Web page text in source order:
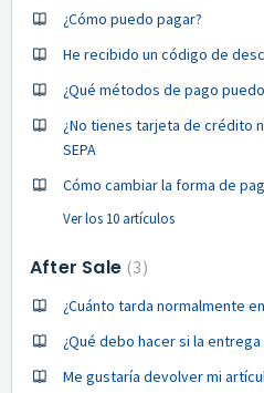
¿Cómo puedo pagar?
He recibido un código de
¿Qué métodos de pago
¿No tienes tarjeta de crédito
SEPA
Cómo cambiar la forma de
Ver los 10 artículos
After Sale 3
¿Cuánto tarda normalmente
¿Qué debo hacer si la
Me gustaría devolver mi